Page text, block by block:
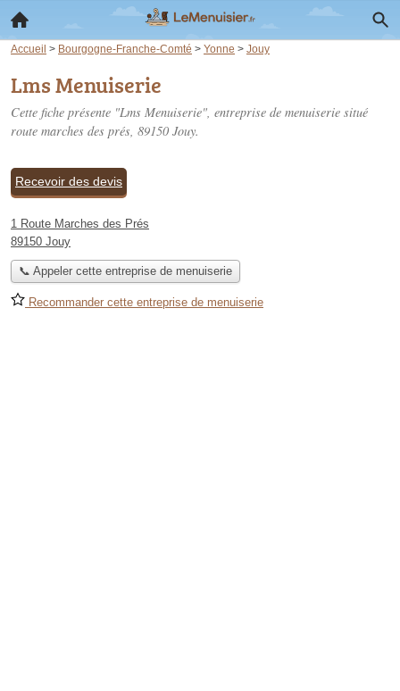
Accueil > Bourgogne-Franche-Comté > Yonne > Jouy
Lms Menuiserie
Cette fiche présente "Lms Menuiserie", entreprise de menuiserie situé
route marches des prés, 89150 Jouy.
Recevoir des devis
1 Route Marches des Prés
89150 Jouy
📞 Appeler cette entreprise de menuiserie
Recommander cette entreprise de menuiserie